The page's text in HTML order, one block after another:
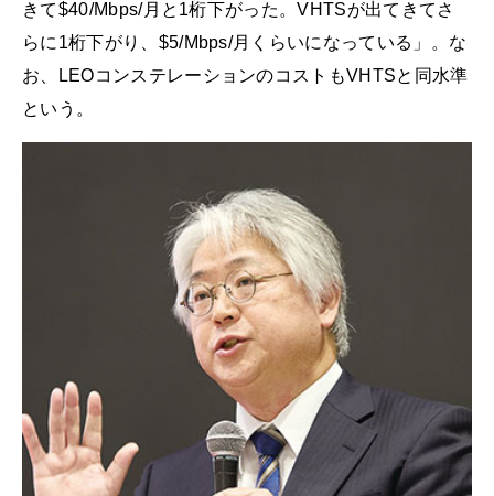
きて$40/Mbps/月と1桁下がった。VHTSが出てきてさ
らに1桁下がり、$5/Mbps/月くらいになっている」。な
お、LEOコンステレーションのコストもVHTSと同水準
という。